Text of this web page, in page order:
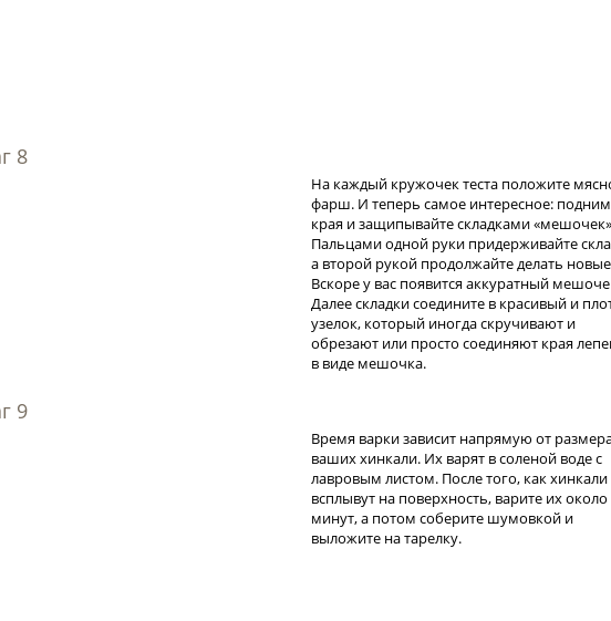
На каждый кружочек теста положите
фарш. И теперь самое интересное:
края и защипывайте складками
Пальцами одной руки придерживайте
а второй рукой продолжайте делать
Вскоре у вас появится аккуратный
Далее складки соедините в красивый и
узелок, который иногда скручивают и
обрезают или просто соединяют края
в виде мешочка.
Время варки зависит напрямую от
ваших хинкали. Их варят в соленой воде с
лавровым листом. После того, как хинкали
всплывут на поверхность, варите их около
минут, а потом соберите шумовкой и
выложите на тарелку.